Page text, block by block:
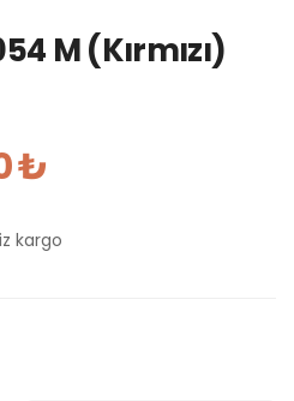
M (Kırmızı)
₺
kargo